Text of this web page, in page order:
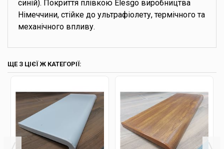
синій). Покриття плівкою Elesgo виробництва
Німеччини, стійке до ультрафіолету, термічного та
механічного впливу.
ЩЕ З ЦІЄЇ Ж КАТЕГОРІЇ: